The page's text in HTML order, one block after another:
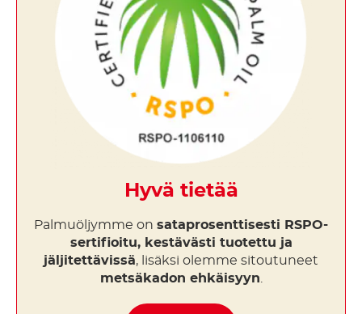
Hyvä tietää
Palmuöljymme on sataprosenttisesti RSPO-
sertifioitu, kestävästi tuotettu ja
jäljitettävissä, lisäksi olemme sitoutuneet
metsäkadon ehkäisyyn